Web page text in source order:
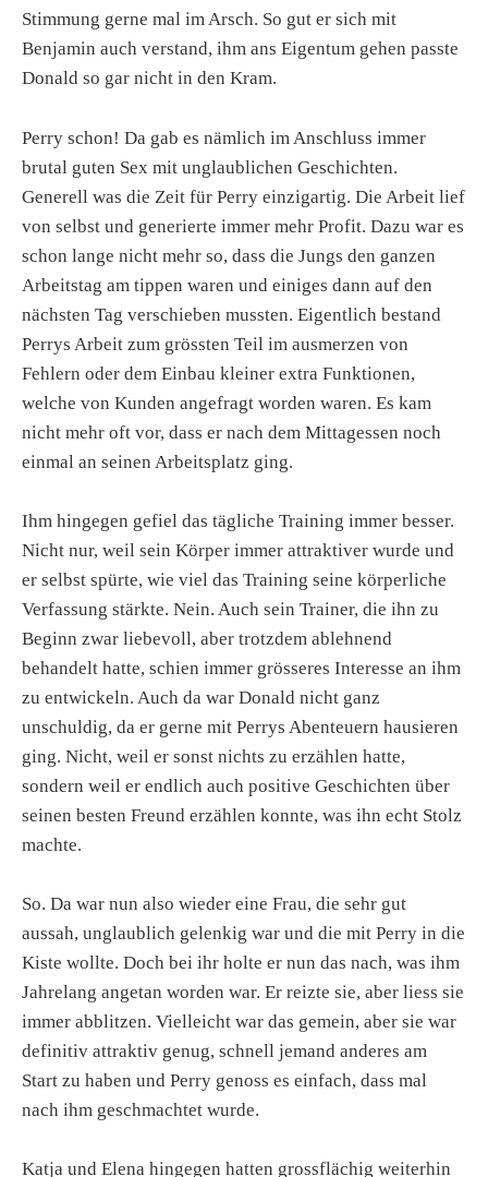
Stimmung gerne mal im Arsch. So gut er sich mit
Benjamin auch verstand, ihm ans Eigentum gehen passte
Donald so gar nicht in den Kram.
Perry schon! Da gab es nämlich im Anschluss immer
brutal guten Sex mit unglaublichen Geschichten.
Generell was die Zeit für Perry einzigartig. Die Arbeit lief
von selbst und generierte immer mehr Profit. Dazu war es
schon lange nicht mehr so, dass die Jungs den ganzen
Arbeitstag am tippen waren und einiges dann auf den
nächsten Tag verschieben mussten. Eigentlich bestand
Perrys Arbeit zum grössten Teil im ausmerzen von
Fehlern oder dem Einbau kleiner extra Funktionen,
welche von Kunden angefragt worden waren. Es kam
nicht mehr oft vor, dass er nach dem Mittagessen noch
einmal an seinen Arbeitsplatz ging.
Ihm hingegen gefiel das tägliche Training immer besser.
Nicht nur, weil sein Körper immer attraktiver wurde und
er selbst spürte, wie viel das Training seine körperliche
Verfassung stärkte. Nein. Auch sein Trainer, die ihn zu
Beginn zwar liebevoll, aber trotzdem ablehnend
behandelt hatte, schien immer grösseres Interesse an ihm
zu entwickeln. Auch da war Donald nicht ganz
unschuldig, da er gerne mit Perrys Abenteuern hausieren
ging. Nicht, weil er sonst nichts zu erzählen hatte,
sondern weil er endlich auch positive Geschichten über
seinen besten Freund erzählen konnte, was ihn echt Stolz
machte.
So. Da war nun also wieder eine Frau, die sehr gut
aussah, unglaublich gelenkig war und die mit Perry in die
Kiste wollte. Doch bei ihr holte er nun das nach, was ihm
Jahrelang angetan worden war. Er reizte sie, aber liess sie
immer abblitzen. Vielleicht war das gemein, aber sie war
definitiv attraktiv genug, schnell jemand anderes am
Start zu haben und Perry genoss es einfach, dass mal
nach ihm geschmachtet wurde.
Katja und Elena hingegen hatten grossflächig weiterhin